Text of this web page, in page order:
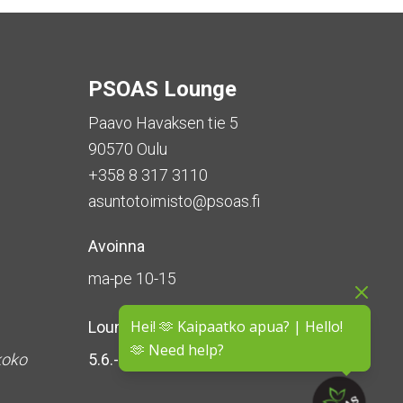
Hei! 🫶 Kaipaatko apua? | Hello!
🫶 Need help?
PSOAS Lounge
Paavo Havaksen tie 5
90570 Oulu
+358 8 317 3110
asuntotoimisto@psoas.fi
Avoinna
ma-pe 10-15
Lounge onsuljettu kesän ajan
5.6.-16.8.2026